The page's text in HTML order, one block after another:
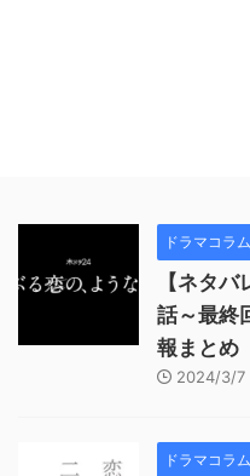
ドラマコラム
【ネタ
話～最終
報まとめ
2024/3/7
ドラマコラム